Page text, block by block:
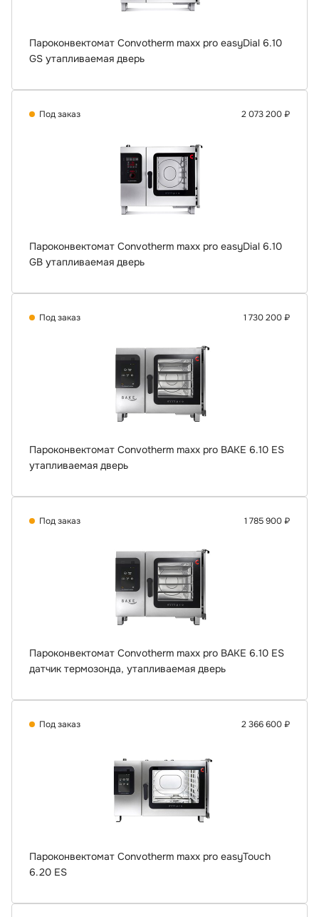
Пароконвектомат Convotherm maxx pro easyDial 6.10
GS утапливаемая дверь
Под заказ 2 073 200 ₽
Пароконвектомат Convotherm maxx pro easyDial 6.10
GB утапливаемая дверь
Под заказ 1 730 200 ₽
Пароконвектомат Convotherm maxx pro BAKE 6.10 ES
утапливаемая дверь
Под заказ 1 785 900 ₽
Пароконвектомат Convotherm maxx pro BAKE 6.10 ES
датчик термозонда, утапливаемая дверь
Под заказ 2 366 600 ₽
Пароконвектомат Convotherm maxx pro easyTouch
6.20 ES